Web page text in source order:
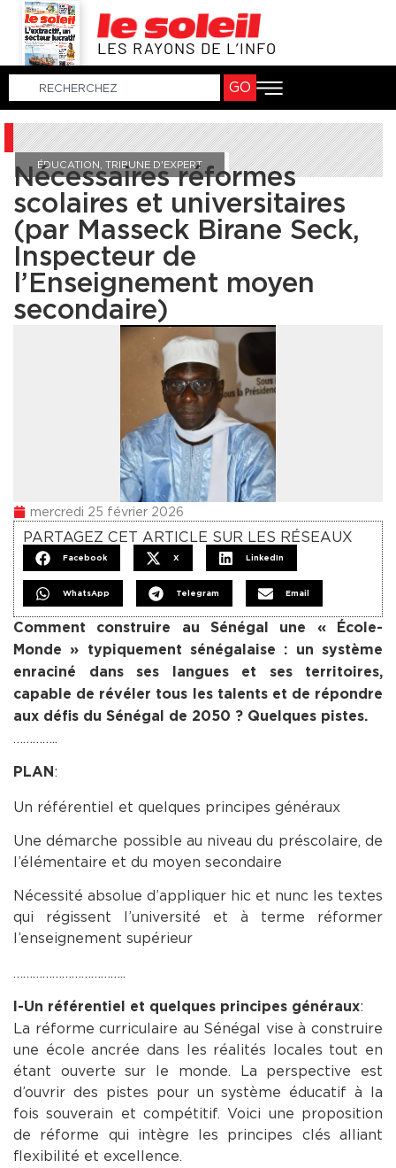
LES RAYONS DE L’INFO
GO
ÉDUCATION, TRIBUNE D'EXPERT
Nécessaires réformes
scolaires et universitaires
(par Masseck Birane Seck,
Inspecteur de
l’Enseignement moyen
secondaire)
mercredi 25 février 2026
PARTAGEZ CET ARTICLE SUR LES RÉSEAUX
Facebook X LinkedIn
WhatsApp Telegram Email
Comment construire au Sénégal une « École-
Monde » typiquement sénégalaise : un système
enraciné dans ses langues et ses territoires,
capable de révéler tous les talents et de répondre
aux défis du Sénégal de 2050 ? Quelques pistes.
…………..
PLAN :
Un référentiel et quelques principes généraux
Une démarche possible au niveau du préscolaire, de
l’élémentaire et du moyen secondaire
Nécessité absolue d’appliquer hic et nunc les textes
qui régissent l’université et à terme réformer
l’enseignement supérieur
……………………………..
I-Un référentiel et quelques principes généraux:
La réforme curriculaire au Sénégal vise à construire
une école ancrée dans les réalités locales tout en
étant ouverte sur le monde. La perspective est
d’ouvrir des pistes pour un système éducatif à la
fois souverain et compétitif. Voici une proposition
de réforme qui intègre les principes clés alliant
flexibilité et excellence.